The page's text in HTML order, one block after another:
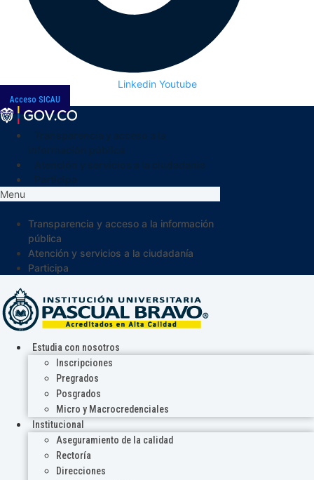
Linkedin Youtube
Acceso SICAU
Menu
Transparencia y acceso a la información
pública
Atención y servicios a la ciudadanía
Participa
Estudia con nosotros
Inscripciones
Pregrados
Posgrados
Micro y Macrocredenciales
Institucional
Aseguramiento de la calidad
Rectoría
Direcciones